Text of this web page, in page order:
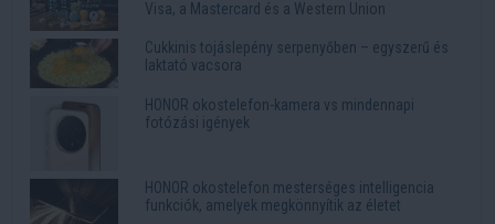
Visa, a Mastercard és a Western Union
Cukkinis tojáslepény serpenyőben – egyszerű és
laktató vacsora
HONOR okostelefon-kamera vs mindennapi
fotózási igények
HONOR okostelefon mesterséges intelligencia
funkciók, amelyek megkönnyítik az életet